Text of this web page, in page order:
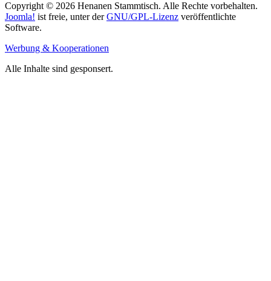
Copyright © 2026 Henanen Stammtisch. Alle Rechte vorbehalten.
Joomla! ist freie, unter derGNU/GPL-Lizenz veröffentlichte
Software.
Werbung & Kooperationen
Alle Inhalte sind gesponsert.